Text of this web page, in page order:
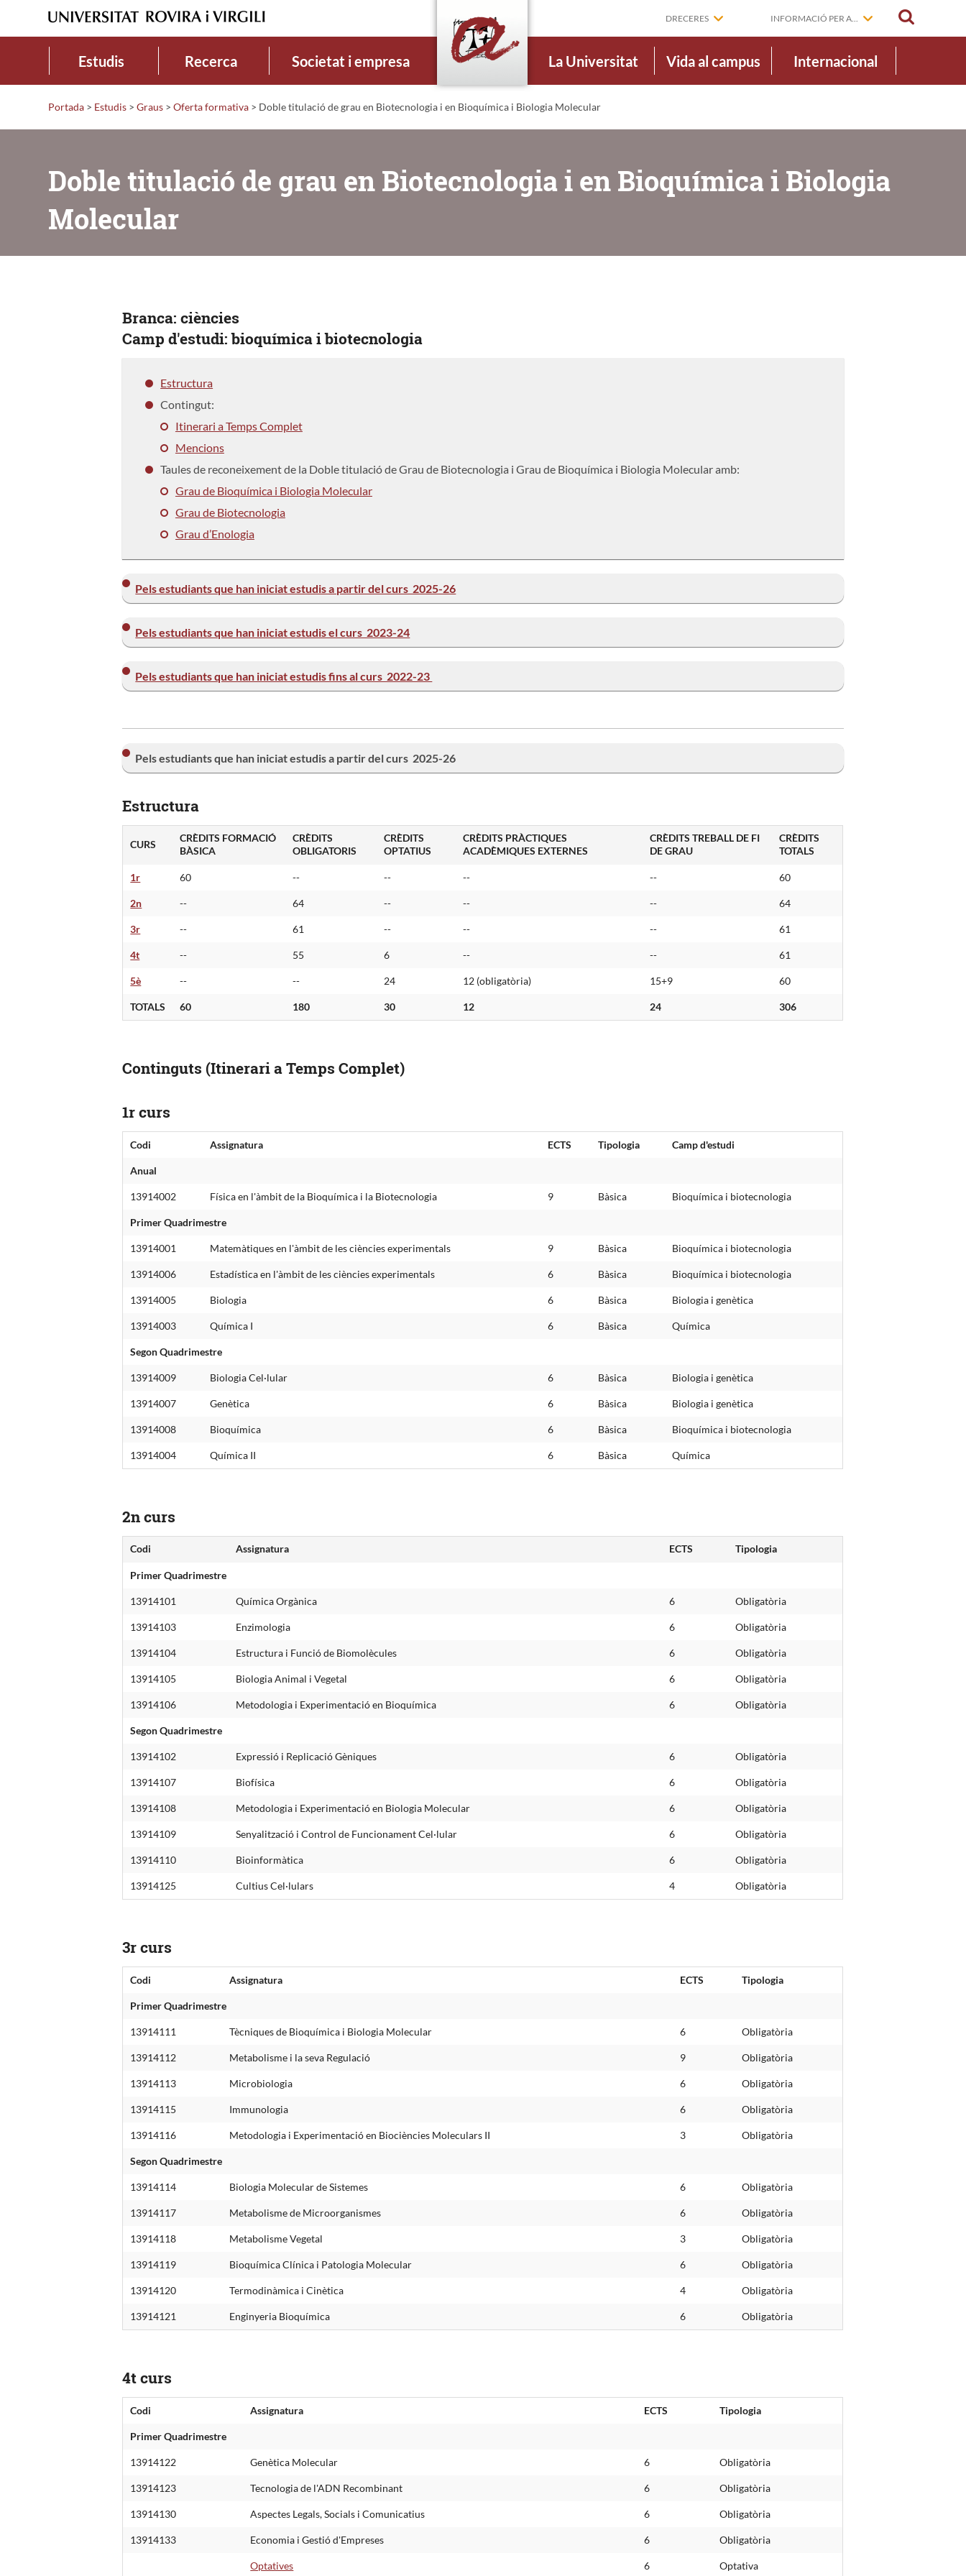
DRECERES INFORMACIÓ PER A...
Estudis Recerca Societat i empresa La Universitat Vida al campus Internacional
Portada > Estudis > Graus > Oferta formativa > Doble titulació de grau en Biotecnologia i en Bioquímica i Biologia Molecular
Doble titulació de grau en Biotecnologia i en Bioquímica i Biologia
Molecular
Branca: ciències
Camp d'estudi: bioquímica i biotecnologia
Estructura
Contingut:
Itinerari a Temps Complet
Mencions
Taules de reconeixement de la Doble titulació de Grau de Biotecnologia i Grau de Bioquímica i Biologia Molecular amb:
Grau de Bioquímica i Biologia Molecular
Grau de Biotecnologia
Grau d’Enologia
Pels estudiants que han iniciat estudis a partir del curs 2025-26
Pels estudiants que han iniciat estudis el curs 2023-24
Pels estudiants que han iniciat estudis fins al curs 2022-23
Pels estudiants que han iniciat estudis a partir del curs 2025-26
Estructura
CURS
CRÈDITS FORMACIÓ
BÀSICA
CRÈDITS
OBLIGATORIS
CRÈDITS
OPTATIUS
CRÈDITS PRÀCTIQUES
ACADÈMIQUES EXTERNES
CRÈDITS TREBALL DE FI
DE GRAU
CRÈDITS
TOTALS
1r 60 -- -- -- -- 60
2n -- 64 -- -- -- 64
3r -- 61 -- -- -- 61
4t -- 55 6 -- -- 61
5è -- -- 24 12 (obligatòria) 15+9 60
TOTALS 60 180 30 12 24 306
Continguts (Itinerari a Temps Complet)
1r curs
Codi Assignatura ECTS Tipologia Camp d'estudi
Anual
13914002 Física en l'àmbit de la Bioquímica i la Biotecnologia 9 Bàsica Bioquímica i biotecnologia
Primer Quadrimestre
13914001 Matemàtiques en l'àmbit de les ciències experimentals 9 Bàsica Bioquímica i biotecnologia
13914006 Estadística en l'àmbit de les ciències experimentals 6 Bàsica Bioquímica i biotecnologia
13914005 Biologia 6 Bàsica Biologia i genètica
13914003 Química I 6 Bàsica Química
Segon Quadrimestre
13914009 Biologia Cel·lular 6 Bàsica Biologia i genètica
13914007 Genètica 6 Bàsica Biologia i genètica
13914008 Bioquímica 6 Bàsica Bioquímica i biotecnologia
13914004 Química II 6 Bàsica Química
2n curs
Codi Assignatura ECTS Tipologia
Primer Quadrimestre
13914101 Química Orgànica 6 Obligatòria
13914103 Enzimologia 6 Obligatòria
13914104 Estructura i Funció de Biomolècules 6 Obligatòria
13914105 Biologia Animal i Vegetal 6 Obligatòria
13914106 Metodologia i Experimentació en Bioquímica 6 Obligatòria
Segon Quadrimestre
13914102 Expressió i Replicació Gèniques 6 Obligatòria
13914107 Biofísica 6 Obligatòria
13914108 Metodologia i Experimentació en Biologia Molecular 6 Obligatòria
13914109 Senyalització i Control de Funcionament Cel·lular 6 Obligatòria
13914110 Bioinformàtica 6 Obligatòria
13914125 Cultius Cel·lulars 4 Obligatòria
3r curs
Codi Assignatura ECTS Tipologia
Primer Quadrimestre
13914111 Tècniques de Bioquímica i Biologia Molecular 6 Obligatòria
13914112 Metabolisme i la seva Regulació 9 Obligatòria
13914113 Microbiologia 6 Obligatòria
13914115 Immunologia 6 Obligatòria
13914116 Metodologia i Experimentació en Biociències Moleculars II 3 Obligatòria
Segon Quadrimestre
13914114 Biologia Molecular de Sistemes 6 Obligatòria
13914117 Metabolisme de Microorganismes 6 Obligatòria
13914118 Metabolisme Vegetal 3 Obligatòria
13914119 Bioquímica Clínica i Patologia Molecular 6 Obligatòria
13914120 Termodinàmica i Cinètica 4 Obligatòria
13914121 Enginyeria Bioquímica 6 Obligatòria
4t curs
Codi Assignatura ECTS Tipologia
Primer Quadrimestre
13914122 Genètica Molecular 6 Obligatòria
13914123 Tecnologia de l'ADN Recombinant 6 Obligatòria
13914130 Aspectes Legals, Socials i Comunicatius 6 Obligatòria
13914133 Economia i Gestió d'Empreses 6 Obligatòria
Optatives 6 Optativa